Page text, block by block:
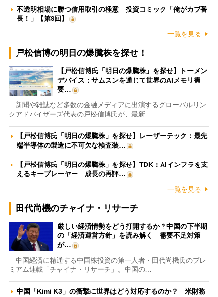
不透明相場に勝つ信用取引の極意 投資コミック「俺がカブ番
長！」【第9回】
一覧を見る
戸松信博の明日の爆騰株を探せ！
【戸松信博氏「明日の爆騰株」を探せ】トーメン
デバイス：サムスンを通じて世界のAIメモリ需
要…
新聞や雑誌など多数の金融メディアに出演するグローバルリン
クアドバイザーズ代表の戸松信博氏が、最新…
【戸松信博氏「明日の爆騰株」を探せ】レーザーテック：最先
端半導体の製造に不可欠な検査装…
【戸松信博氏「明日の爆騰株」を探せ】TDK：AIインフラを支
えるキープレーヤー 成長の再評…
一覧を見る
田代尚機のチャイナ・リサーチ
厳しい経済情勢をどう打開するか？中国の下半期
の「経済運営方針」を読み解く 需要不足対策
が…
中国経済に精通する中国株投資の第一人者・田代尚機氏のプレ
ミアム連載「チャイナ・リサーチ」。中国の…
中国「Kimi K3」の衝撃に世界はどう対応するのか？ 米財務